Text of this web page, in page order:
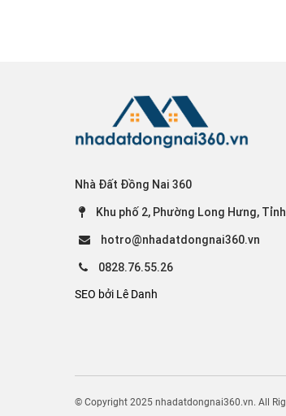
Nhà Đất Đồng Nai 360
Khu phố 2, Phường Long Hưng,
hotro@nhadatdongnai360.vn
0828.76.55.26
SEO bởi Lê Danh
© Copyright 2025 nhadatdongnai360.vn. All